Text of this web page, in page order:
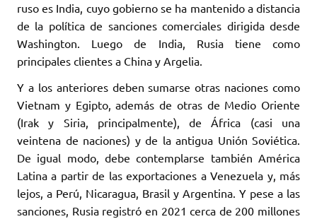
ruso es India, cuyo gobierno se ha mantenido a distancia
de la política de sanciones comerciales dirigida desde
Washington. Luego de India, Rusia tiene como
principales clientes a China y Argelia.
Y a los anteriores deben sumarse otras naciones como
Vietnam y Egipto, además de otras de Medio Oriente
(Irak y Siria, principalmente), de África (casi una
veintena de naciones) y de la antigua Unión Soviética.
De igual modo, debe contemplarse también América
Latina a partir de las exportaciones a Venezuela y, más
lejos, a Perú, Nicaragua, Brasil y Argentina. Y pese a las
sanciones, Rusia registró en 2021 cerca de 200 millones